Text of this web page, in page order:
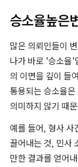
승소율높은
많은 의뢰인들이
나가 바로 '승소율'
의 이면을 깊이 들
통용되는 승소율
의미하지 않기 때
예를 들어, 형사 사
끌어내는 것, 민사
만한 결과를 얻어